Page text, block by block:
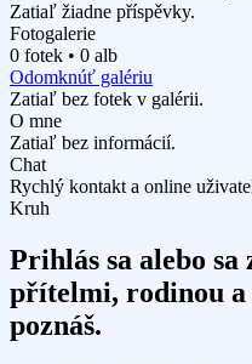
Zatiaľ žiadne příspěvky.
Fotogalerie
0 fotek • 0 alb
Odomknúť galériu
Zatiaľ bez fotek v galérii.
O mne
Zatiaľ bez informácií.
Chat
Rychlý kontakt a online
Kruh
Prihlás sa alebo
přítelmi, rodinou
poznáš.